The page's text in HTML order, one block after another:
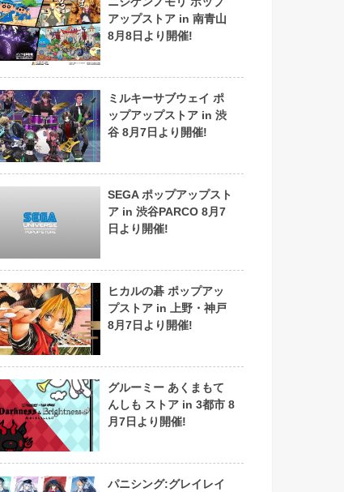
アップストア in 南青山
8月8日より開催!
ミルキーサブウェイ ポ
ップアップストア in 渋
谷 8月7日より開催!
SEGA ポップアップスト
ア in 渋谷PARCO 8月7
日より開催!
ヒカルの碁 ポップアッ
プストア in 上野・神戸
8月7日より開催!
グルーミー あくまもて
んしも ストア in 3都市 8
月7日より開催!
パニシング:グレイレイ